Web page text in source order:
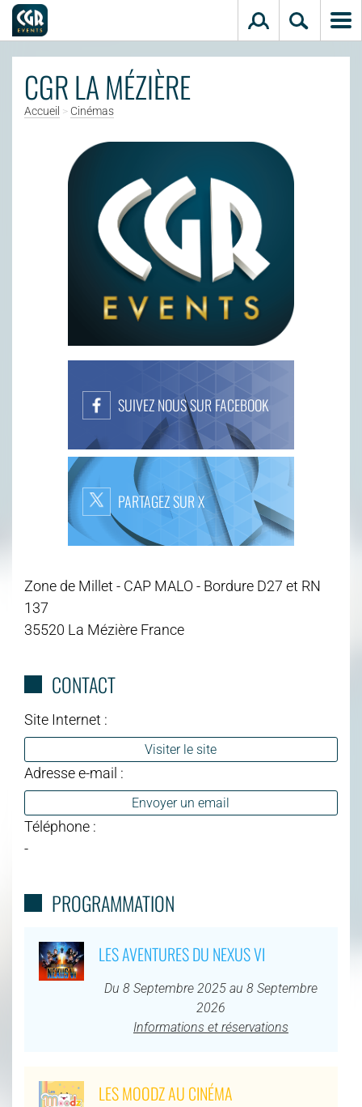
Aller au contenu principal
CGR LA MÉZIÈRE
Accueil > Cinémas
SUIVEZ NOUS SUR FACEBOOK
PARTAGEZ SUR X
Zone de Millet - CAP MALO - Bordure D27 et RN
137
35520 La Mézière France
CONTACT
Site Internet :
Visiter le site
Adresse e-mail :
Envoyer un email
Téléphone :
-
PROGRAMMATION
LES AVENTURES DU NEXUS VI
Du 8 Septembre 2025 au 8 Septembre
2026
Informations et réservations
LES MOODZ AU CINÉMA